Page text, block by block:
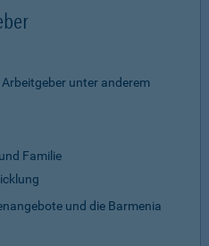
unter anderem
Familie
und die Barmenia